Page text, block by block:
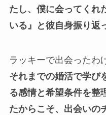
たし、僕に会ってくれ
いる』と彼自身振り返
ラッキーで出会ったわ
それまでの婚活で学び
る感情と希望条件を整
たからこそ、出会いの